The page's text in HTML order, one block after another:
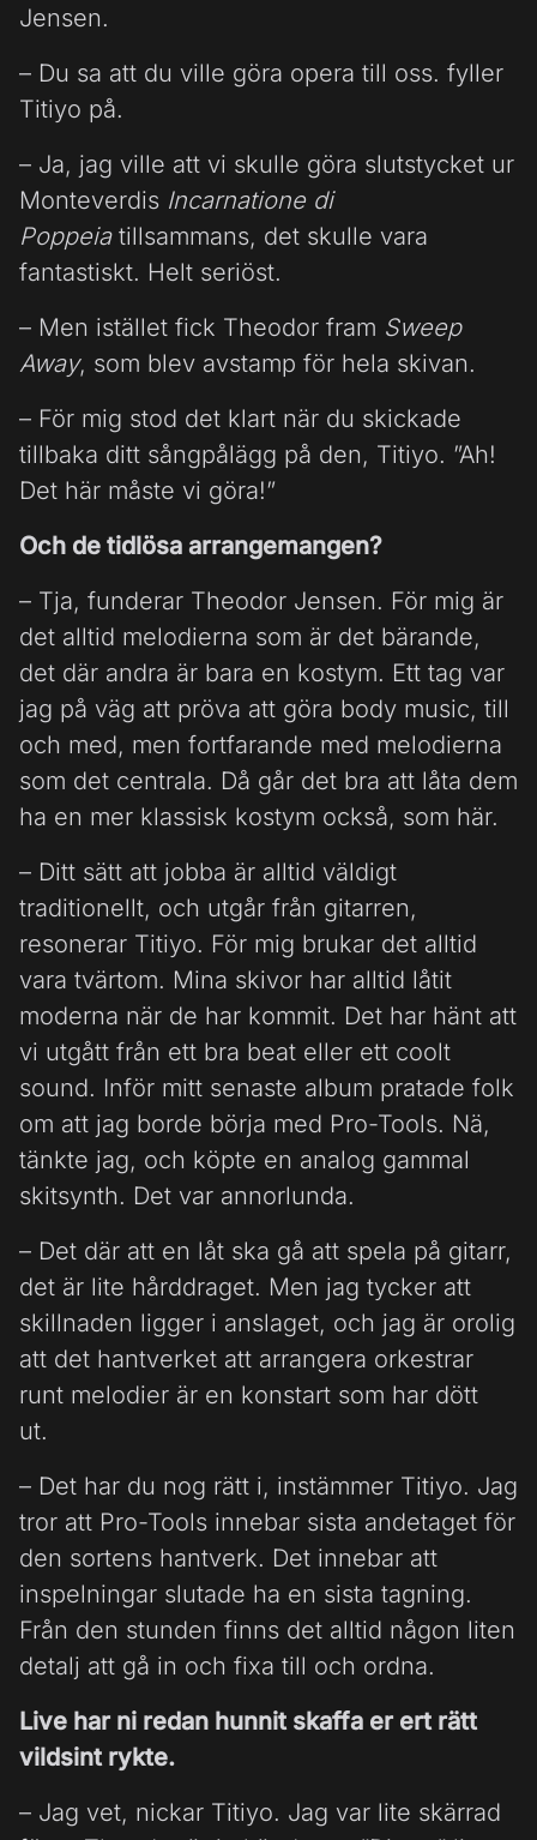
Jensen.
– Du sa att du ville göra opera till oss. fyller
Titiyo på.
– Ja, jag ville att vi skulle göra slutstycket ur
Monteverdis Incarnatione di
Poppeia tillsammans, det skulle vara
fantastiskt. Helt seriöst.
– Men istället fick Theodor fram Sweep
Away, som blev avstamp för hela skivan.
– För mig stod det klart när du skickade
tillbaka ditt sångpålägg på den, Titiyo. ”Ah!
Det här måste vi göra!”
Och de tidlösa arrangemangen?
– Tja, funderar Theodor Jensen. För mig är
det alltid melodierna som är det bärande,
det där andra är bara en kostym. Ett tag var
jag på väg att pröva att göra body music, till
och med, men fortfarande med melodierna
som det centrala. Då går det bra att låta dem
ha en mer klassisk kostym också, som här.
– Ditt sätt att jobba är alltid väldigt
traditionellt, och utgår från gitarren,
resonerar Titiyo. För mig brukar det alltid
vara tvärtom. Mina skivor har alltid låtit
moderna när de har kommit. Det har hänt att
vi utgått från ett bra beat eller ett coolt
sound. Inför mitt senaste album pratade folk
om att jag borde börja med Pro-Tools. Nä,
tänkte jag, och köpte en analog gammal
skitsynth. Det var annorlunda.
– Det där att en låt ska gå att spela på gitarr,
det är lite hårddraget. Men jag tycker att
skillnaden ligger i anslaget, och jag är orolig
att det hantverket att arrangera orkestrar
runt melodier är en konstart som har dött
ut.
– Det har du nog rätt i, instämmer Titiyo. Jag
tror att Pro-Tools innebar sista andetaget för
den sortens hantverk. Det innebar att
inspelningar slutade ha en sista tagning.
Från den stunden finns det alltid någon liten
detalj att gå in och fixa till och ordna.
Live har ni redan hunnit skaffa er ert rätt
vildsint rykte.
– Jag vet, nickar Titiyo. Jag var lite skärrad